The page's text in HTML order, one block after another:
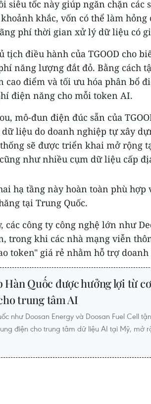
siêu tốc này giúp ngăn chặn các
khắc, vốn có thể làm hỏng
phí thời gian xử lý dữ liệu có
tịch điều hành của TGOOD cho
năng lượng đắt đỏ. Bằng cách
cao điểm và tối ưu hóa phân bổ
điện năng cho mỗi token AI.
mô-đun điện đúc sẵn của
liệu do doanh nghiệp tự xây
sẽ được triển khai mở rộng
như nhiều cụm dữ liệu cấp
hạ tầng này hoàn toàn phù hợp
tại Trung Quốc.
các công ty công nghệ lớn như
trong khi các nhà mạng viễn
token" giá rẻ nhằm hỗ trợ
Hàn Quốc được hưởng lợi từ
trung tâm AI
như Doosan Energy và Doosan Fuel Cell
điện cho trung tâm dữ liệu AI tại Mỹ, mở